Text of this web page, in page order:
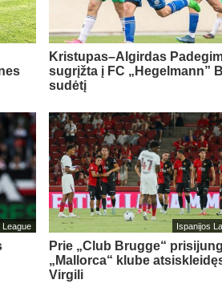
Kristupas–Algirdas
sugrįžta į FC „Hegelmann” B
sudėtį
League Ispanijos
Prie „Club Brugge“
„Mallorca“ klube
Virgili